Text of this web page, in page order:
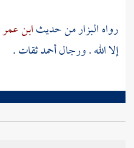
رواهالبزارمن حديثابن عمر
إلا الله . ورجالأحمدثقات .